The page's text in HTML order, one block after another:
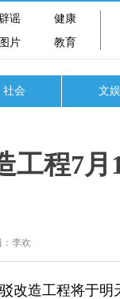
辟谣
健康
图片 教育
社会 文娱
工程7月
李欢
造工程将于明